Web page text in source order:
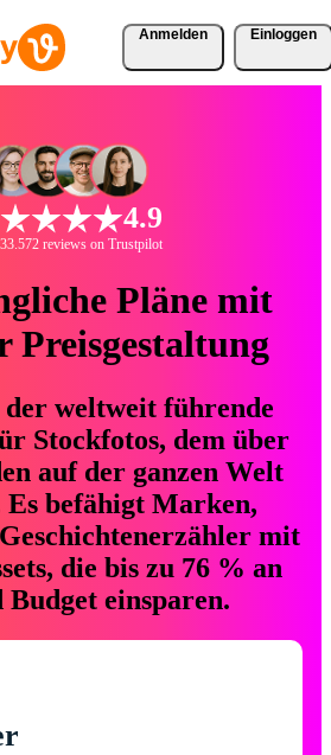
Anmelden Einloggen
4.9
reviews on Trustpilot
Pläne mit
Preisgestaltung
der weltweit führende
Stockfotos, dem über
auf der ganzen Welt
befähigt Marken,
mit
die bis zu 76 % an
Budget einsparen.